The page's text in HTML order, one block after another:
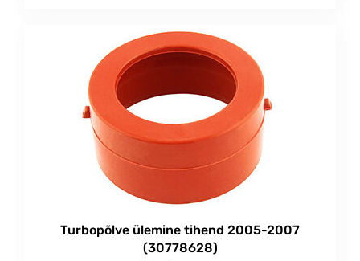
Turbopõlve ülemine tihend 2005-2007
(30778628)